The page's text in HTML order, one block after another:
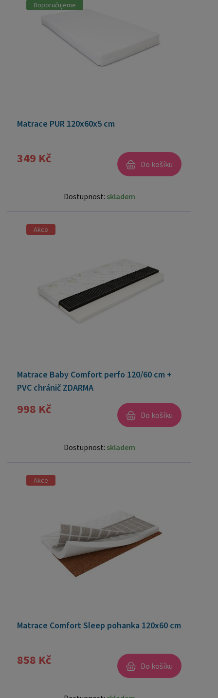
Doporučujeme
Matrace PUR 120x60x5 cm
349 Kč Do košíku
Dostupnost: skladem
Akce
Matrace Baby Comfort perfo 120/60 cm +
PVC chránič ZDARMA
998 Kč Do košíku
Dostupnost: skladem
Akce
Matrace Comfort Sleep pohanka 120x60 cm
858 Kč Do košíku